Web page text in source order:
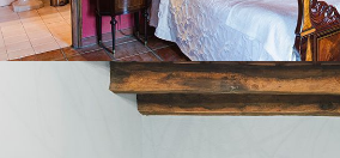
BEDROOM 4